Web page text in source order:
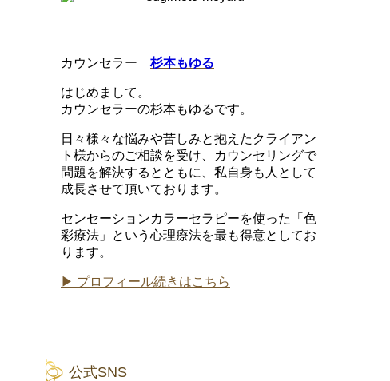
カウンセラー 杉本もゆる
はじめまして。
カウンセラーの杉本もゆるです。
日々様々な悩みや苦しみと抱えたクライアン
ト様からのご相談を受け、カウンセリングで
問題を解決するとともに、私自身も人として
成長させて頂いております。
センセーションカラーセラピーを使った「色
彩療法」という心理療法を最も得意としてお
ります。
▶ プロフィール続きはこちら
公式SNS